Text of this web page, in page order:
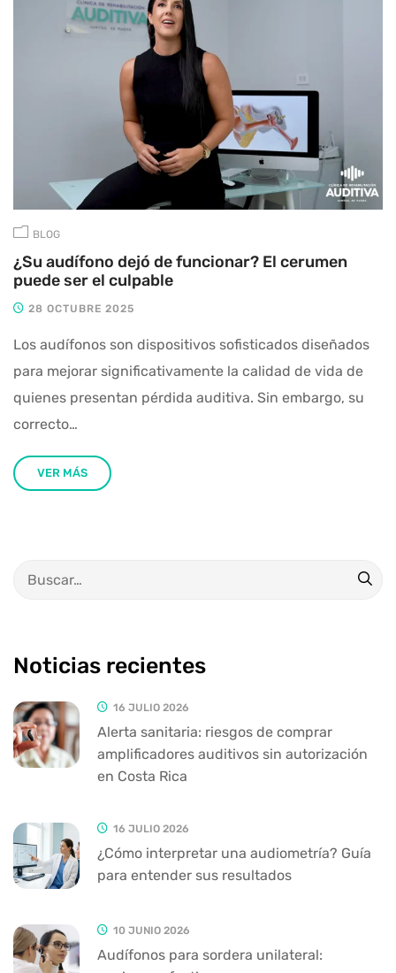
BLOG
¿Su audífono dejó de funcionar? El cerumen
puede ser el culpable
28 OCTUBRE 2025
Los audífonos son dispositivos sofisticados diseñados
para mejorar significativamente la calidad de vida de
quienes presentan pérdida auditiva. Sin embargo, su
correcto…
VER MÁS
Noticias recientes
16 JULIO 2026
Alerta sanitaria: riesgos de comprar
amplificadores auditivos sin autorización
en Costa Rica
16 JULIO 2026
¿Cómo interpretar una audiometría? Guía
para entender sus resultados
10 JUNIO 2026
Audífonos para sordera unilateral: